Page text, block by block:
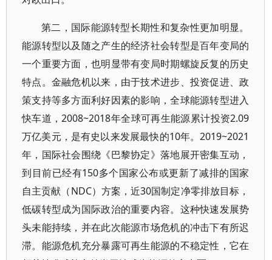
第二，国际能源转型长期性和复杂性更加明显。
能源转型以及随之产生的经济社会转型是百年变局的
一个重要方面，也明显带有变局时期螺旋反复的历史
特点。金融危机以来，由于技术进步、投资促进、政
策支持等多方面利好因素的影响，全球能源转型进入
快车道，2008~2018年全球可再生能源累计投资2.09
万亿美元，是有史以来发展最快的10年。2019~2021
年，国际社会围绕《巴黎协定》落地展开密集互动，
到目前已经有150多个国家公布或更新了减排的国家
自主贡献（NDC）方案，近30国制定净零排放目标，
低碳转型成为国际政治的重要内容。这种快速发展势
头未能持续，并在此次能源市场危机的冲击下有所迟
滞。能源危机充分暴露可再生能源的不稳定性，它在